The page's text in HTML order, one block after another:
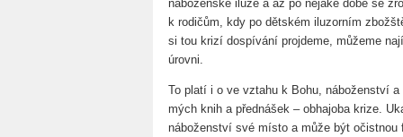
náboženské iluze a až po nějaké době se
k rodičům, kdy po dětském iluzorním
si tou krizí dospívání projdeme, můžeme
úrovni.
To platí i o ve vztahu k Bohu, náboženství
mých knih a přednášek – obhajoba krize.
náboženství své místo a může být